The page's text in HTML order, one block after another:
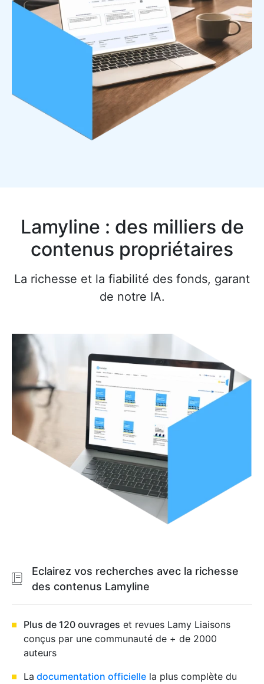
Lamyline : des milliers de
contenus propriétaires
La richesse et la fiabilité des fonds, garant
de notre IA.
Eclairez vos recherches avec la richesse
des contenus Lamyline
Plus de 120 ouvrages et revues Lamy Liaisons
conçus par une communauté de + de 2000
auteurs
La documentation officielle la plus complète du